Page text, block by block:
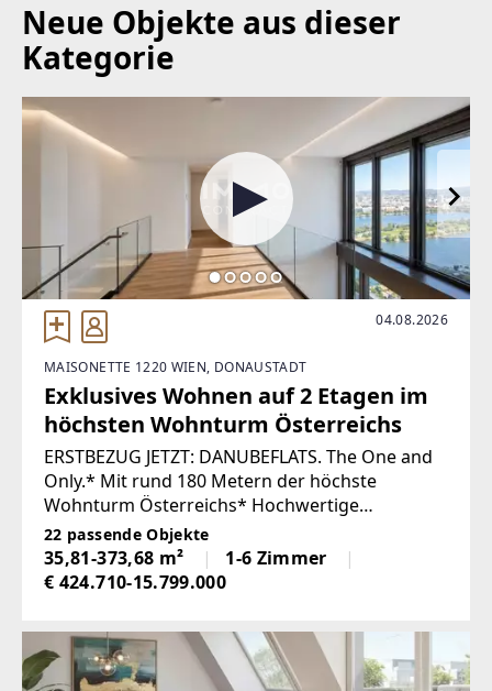
TELEFON
042 42 / 24 2 64
WEBSITE
http://www.immobilien-barta.at
office@immobilien-barta.at
Neue Objekte aus dieser
Kategorie
04.08.2026
MAISONETTE 1220 WIEN, DONAUSTADT
Exklusives Wohnen auf 2 Etagen im
höchsten Wohnturm Österreichs
ERSTBEZUG JETZT: DANUBEFLATS. The One and
Only.* Mit rund 180 Metern der höchste
Wohnturm Österreichs* Hochwertige
Ausstattung, großteils Raumhöhen von rund 2,8
m, großflächige Verglasungen, Smart Living
Technology* Großzügiger
22 passende Objekte
35,81-373,68 m²
1-6 Zimmer
€ 424.710-15.799.000